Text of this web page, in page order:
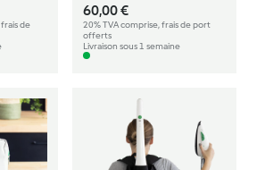
de
60,00 €
20% TVA comprise, frais de port
offerts
Livraison sous 1 semaine